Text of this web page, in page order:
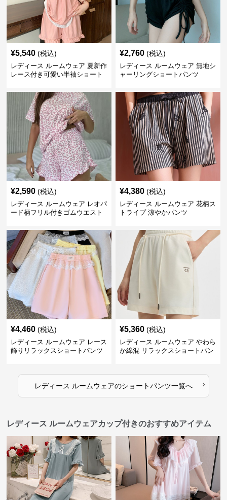
¥5,540 (税込)
レディース ルームウェア 夏新作
レース付き可愛い半袖ショート
¥2,760 (税込)
レディース ルームウェア 無地シ
ャーリングショートパンツ
¥2,590 (税込)
レディース ルームウェア レオパ
ード柄フリル付きゴムウエスト
¥4,380 (税込)
レディース ルームウェア 花柄ス
トライプ 涼やかパンツ
¥4,460 (税込)
レディース ルームウェア レース
飾りリラックスショートパンツ
¥5,360 (税込)
レディース ルームウェア やわら
か綿混 リラックスショートパン
レディース ルームウェアのショートパンツ一覧へ ›
レディース ルームウェアカップ付きのおすすめアイテム